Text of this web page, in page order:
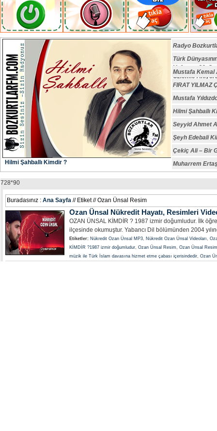
Hilmi Şahballı Kimdir ?
Radyo
Türk
Vefatının 29.
Özlemle
Mustafa Kemal
FIRAT YILMAZ
Mustafa
Hilmi Şahballı
Seyyid Ahmet
Şeyh Edebali
Çekiç Ali – Bir
Muharrem
728*90
Buradasınız : Ana Sayfa // Etiket // Ozan Ünsal Resim
Ozan Ünsal Nükredit Hayatı, Resimleri
OZAN ÜNSAL KİMDİR ? 1987 izmir doğumludur. İlk
ilçesinde okumuştur. Yabancı Dil bölümünden 2004
Etiketler: Nükredit Ozan Ünsal MP3, Nükredit Ozan Ünsal Videoları,
KİMDİR ?1987 izmir doğumludur, Ozan Ünsal Resim, Ozan Ünsal
müzik ile Türk İslam davasına hizmet etme çabası içerisindedir, Ozan